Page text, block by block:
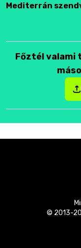
Mediterrán
Főztél valami
© 2013-